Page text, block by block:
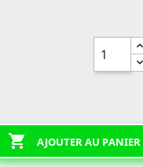
 AJOUTER AU PANIER